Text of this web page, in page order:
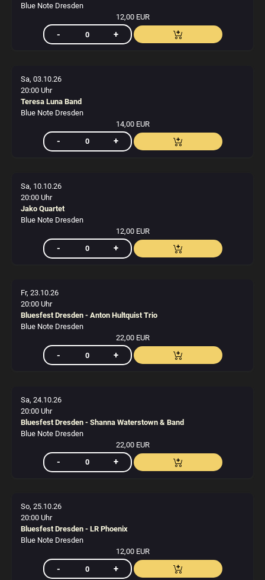
Blue Note Dresden
12,00 EUR
Sa, 03.10.26
20:00 Uhr
Teresa Luna Band
Blue Note Dresden
14,00 EUR
Sa, 10.10.26
20:00 Uhr
Jako Quartet
Blue Note Dresden
12,00 EUR
Fr, 23.10.26
20:00 Uhr
Bluesfest Dresden - Anton Hultquist Trio
Blue Note Dresden
22,00 EUR
Sa, 24.10.26
20:00 Uhr
Bluesfest Dresden - Shanna Waterstown & Band
Blue Note Dresden
22,00 EUR
So, 25.10.26
20:00 Uhr
Bluesfest Dresden - LR Phoenix
Blue Note Dresden
12,00 EUR